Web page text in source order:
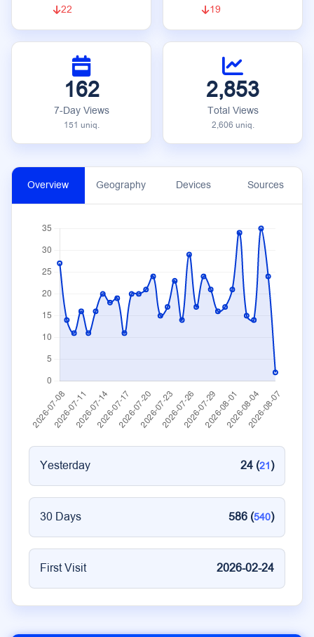
22
19
162
7-Day Views
151 uniq.
2,853
Total Views
2,606 uniq.
Overview Geography Devices Sources
Yesterday 24 (21)
30 Days 586 (540)
First Visit 2026-02-24